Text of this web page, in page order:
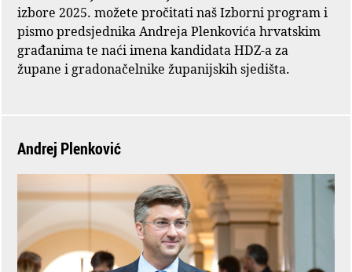
izbore 2025. možete pročitati naš Izborni program i
pismo predsjednika Andreja Plenkovića hrvatskim
građanima te naći imena kandidata HDZ-a za
župane i gradonačelnike županijskih sjedišta.
Andrej Plenković